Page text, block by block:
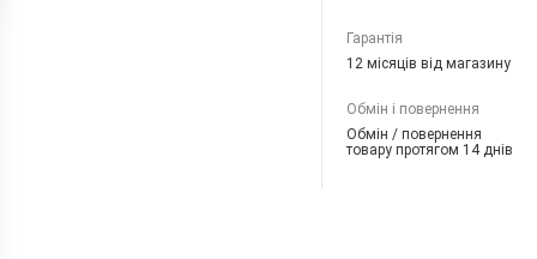
Гарантія
12 місяців від магазину
Обмін і повернення
Обмін / повернення
товару протягом 14 днів